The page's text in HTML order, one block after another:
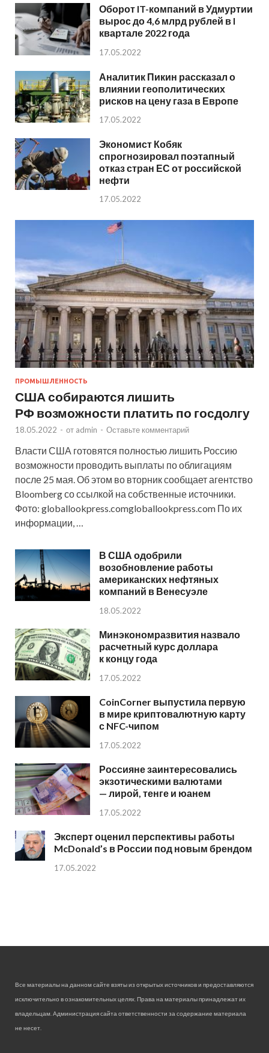
Оборот IT-компаний в Удмуртии
вырос до 4,6 млрд рублей в I
квартале 2022 года
17.05.2022
Аналитик Пикин рассказал о
влиянии геополитических
рисков на цену газа в Европе
17.05.2022
Экономист Кобяк
спрогнозировал поэтапный
отказ стран ЕС от российской
нефти
17.05.2022
ПРОМЫШЛЕННОСТЬ
США собираются лишить
РФ возможности платить по госдолгу
18.05.2022 - от admin - Оставьте комментарий
Власти США готовятся полностью лишить Россию
возможности проводить выплаты по облигациям
после 25 мая. Об этом во вторник сообщает агентство
Bloomberg со ссылкой на собственные источники.
Фото: globallookpress.comgloballookpress.com По их
информации, …
В США одобрили
возобновление работы
американских нефтяных
компаний в Венесуэле
18.05.2022
Минэкономразвития назвало
расчетный курс доллара
к концу года
17.05.2022
CoinCorner выпустила первую
в мире криптовалютную карту
с NFC-чипом
17.05.2022
Россияне заинтересовались
экзотическими валютами
— лирой, тенге и юанем
17.05.2022
Эксперт оценил перспективы работы
McDonald’s в России под новым брендом
17.05.2022
Все материалы на данном сайте взяты из открытых источников и предоставляются
исключительно в ознакомительных целях. Права на материалы принадлежат их
владельцам. Администрация сайта ответственности за содержание материала
не несет.